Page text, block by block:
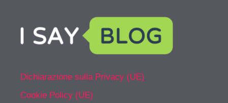
Dichiarazione sulla Privacy (UE)
Cookie Policy (UE)